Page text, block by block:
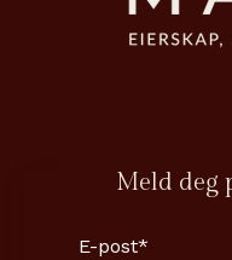
Meld deg
E-post*